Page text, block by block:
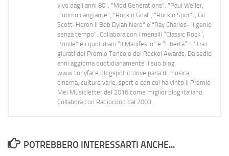
vivo dagli anni 80", "Mod Generations", "Paul Weller,
L’uomo cangiante", "Rock n Goal", "Rock n Spor"t, Gil
Scott-Heron Il Bob Dylan Nero" e "Ray Charles- Il genio
senza tempo". Collabora con i mensili “Classic Rock”,
"Vinile" e i quotidiani “Il Manifesto” e “Libertà”. E' tra i
giurati del Premio Tenco e del Rockol Awards. Da sedici
anni aggiorna quotidianamente il suo blog
www.tonyface.blogspot.it dove parla di musica,
cinema, culture varie, sport e con cui ha vinto il Premio
Mei Musicletter del 2016 come miglior blog italiano.
Collabora con Radiocoop dal 2003.
POTREBBERO INTERESSARTI ANCHE...